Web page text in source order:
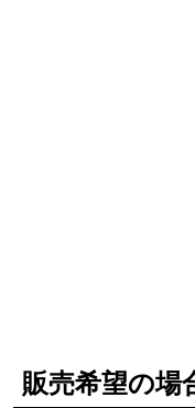
販売希望の場